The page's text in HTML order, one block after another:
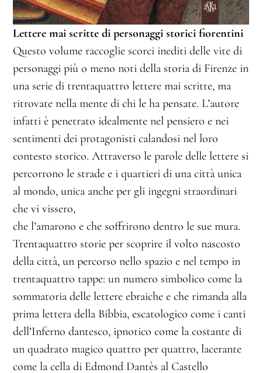
Lettere mai scritte di personaggi storici fiorentini
Questo volume raccoglie scorci inediti delle vite di
personaggi più o meno noti della storia di Firenze in
una serie di trentaquattro lettere mai scritte, ma
ritrovate nella mente di chi le ha pensate. L’autore
infatti è penetrato idealmente nel pensiero e nei
sentimenti dei protagonisti calandosi nel loro
contesto storico. Attraverso le parole delle lettere si
percorrono le strade e i quartieri di una città unica
al mondo, unica anche per gli ingegni straordinari
che vi vissero,
che l’amarono e che soffrirono dentro le sue mura.
Trentaquattro storie per scoprire il volto nascosto
della città, un percorso nello spazio e nel tempo in
trentaquattro tappe: un numero simbolico come la
sommatoria delle lettere ebraiche e che rimanda alla
prima lettera della Bibbia, escatologico come i canti
dell’Inferno dantesco, ipnotico come la costante di
un quadrato magico quattro per quattro, lacerante
come la cella di Edmond Dantès al Castello